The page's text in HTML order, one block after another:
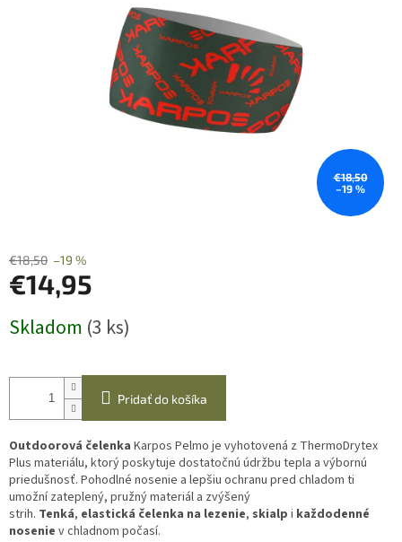
€18,50
–19 %
€18,50 –19 %
€14,95
cena:
Skladom (3 ks)
Pridať do košíka
Outdoorová čelenka Karpos Pelmo je vyhotovená z ThermoDrytex
Plus materiálu, ktorý poskytuje dostatočnú údržbu tepla a výbornú
priedušnosť. Pohodlné nosenie a lepšiu ochranu pred chladom ti
umožní zateplený, pružný materiál a zvýšený
strih. Tenká, elastická čelenka na lezenie, skialp i každodenné
nosenie v chladnom počasí.